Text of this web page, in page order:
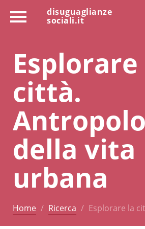
disuguaglianze
sociali.it
Esplorare
città.
della vita
urbana
Home Ricerca Esplorare la